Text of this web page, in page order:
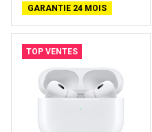
GARANTIE 24 MOIS
TOP VENTES